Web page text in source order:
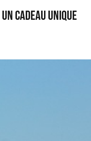
cadeau unique